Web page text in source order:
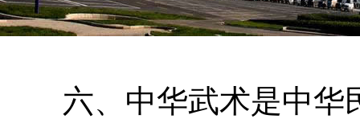
六、中华武术是中华